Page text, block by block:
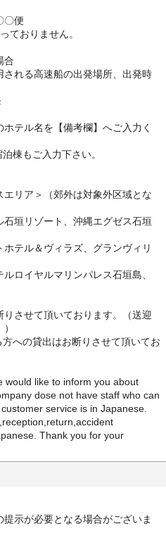
便
ておりません。
合
される高速船の出発場所、出発時
テル名を【備考欄】へご入力く
泊棟もご入力下さい。
リア＞（郊外は対象外区域とな
垣リゾート、沖縄エグゼス石垣
テル＆ヴィラズ、グランヴィリ
イヤルマリンパレス石垣島、
させて頂いております。（送迎
への貸出はお断りさせて頂いてお
would like to inform you about
dose not have staff who can
service is in Japanese.
Thank you for your
示が必要となる場合がございま